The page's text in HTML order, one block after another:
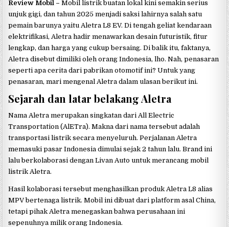
Review Mobil –Mobil listrik buatan lokal kini semakin serius
unjuk gigi, dan tahun 2025 menjadi saksi lahirnya salah satu
pemain barunya yaitu Aletra L8 EV. Di tengah geliat kendaraan
elektrifikasi, Aletra hadir menawarkan desain futuristik, fitur
lengkap, dan harga yang cukup bersaing. Di balik itu, faktanya,
Aletra disebut dimiliki oleh orang Indonesia, lho. Nah, penasaran
seperti apa cerita dari pabrikan otomotif ini? Untuk yang
penasaran, mari mengenal Aletra dalam ulasan berikut ini.
Sejarah dan latar belakang Aletra
Nama Aletra merupakan singkatan dari All Electric
Transportation (AlETra). Makna dari nama tersebut adalah
transportasi listrik secara menyeluruh. Perjalanan Aletra
memasuki pasar Indonesia dimulai sejak 2 tahun lalu. Brand ini
lalu berkolaborasi dengan Livan Auto untuk merancang mobil
listrik Aletra.
Hasil kolaborasi tersebut menghasilkan produk Aletra L8 alias
MPV bertenaga listrik. Mobil ini dibuat dari platform asal China,
tetapi pihak Aletra menegaskan bahwa perusahaan ini
sepenuhnya milik orang Indonesia.